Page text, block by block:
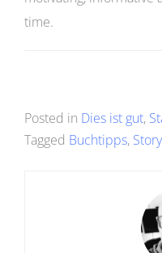
time.
Posted in Dies ist gut,
Tagged Buchtipps,